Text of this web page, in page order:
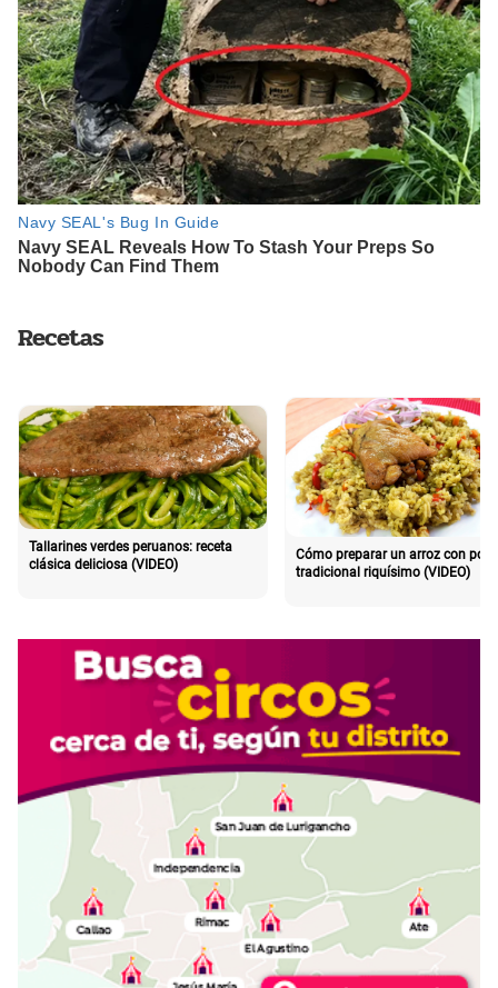
Recetas
Tallarines verdes peruanos: receta
clásica deliciosa (VIDEO)
Cómo preparar un arroz con pollo
tradicional riquísimo (VIDEO)